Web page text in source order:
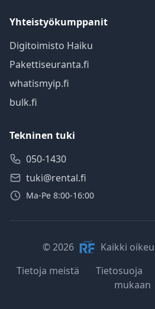
Yhteistyökumppanit
Digitoimisto Haiku
Pakettiseuranta.fi
whatismyip.fi
bulk.fi
Tekninen tuki
050-1430
tuki@rental.fi
Ma-Pe 8:00-16:00
© 2026
Kaikki
Tietoja meistä
Tietosuoja
mukaan